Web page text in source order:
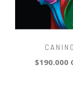
CANINO
$190.000